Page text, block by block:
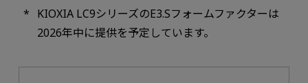
KIOXIA LC9シリーズのE3.Sフォームファクターは
2026年中に提供を予定しています。